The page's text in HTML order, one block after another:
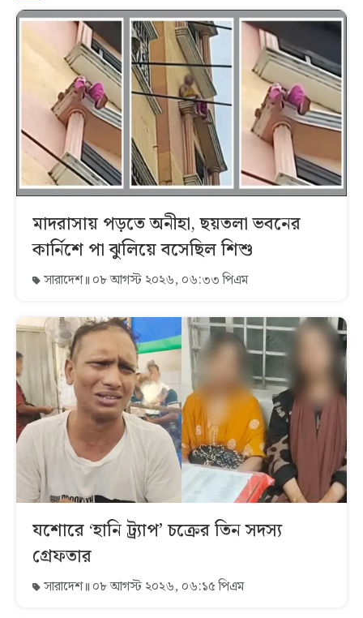
মাদরাসায় পড়তে অনীহা, ছয়তলা ভবনের
কার্নিশে পা ঝুলিয়ে বসেছিল শিশু
সারাদেশ ০৮ আগস্ট ২০২৬, ০৬:৩৩ পিএম
যশোরে ‘হানি ট্র্যাপ’ চক্রের তিন সদস্য
গ্রেফতার
সারাদেশ ০৮ আগস্ট ২০২৬, ০৬:১৫ পিএম